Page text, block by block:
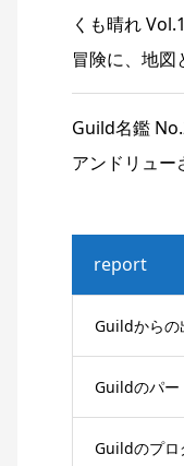
くも晴れ
冒険に、地図
Guild名鑑
アンドリュー
report
Guildからの
Guildのパー
Guildのプロ